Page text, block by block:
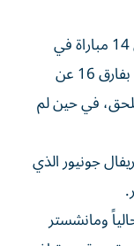
ورفعت الأرجنتين رصيدها إلى 31 نقطة من 14 مباراة في
المجموعة الموحدة لتصفيات «كونميبول»، بفارق 16 عن
في حين لم
جونيور الذي
ومانشستر